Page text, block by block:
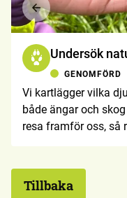
Undersök
GENOMFÖRD
Vi kartlägger vilka
både ängar och
resa framför oss, så
Tillbaka